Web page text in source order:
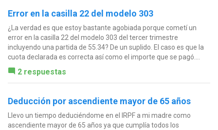
Error en la casilla 22 del modelo 303
¿La verdad es que estoy bastante agobiada porque cometí un
error en la casilla 22 del modelo 303 del tercer trimestre
incluyendo una partida de 55.34? De un suplido. El caso es que la
cuota declarada es correcta así como el importe que se pagó....
2 respuestas
Deducción por ascendiente mayor de 65 años
Llevo un tiempo deduciéndome en el IRPF a mi madre como
ascendiente mayor de 65 años ya que cumplía todos los